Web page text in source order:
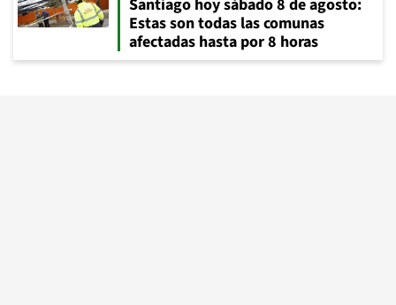
Santiago hoy sábado 8 de agosto:
Estas son todas las comunas
afectadas hasta por 8 horas